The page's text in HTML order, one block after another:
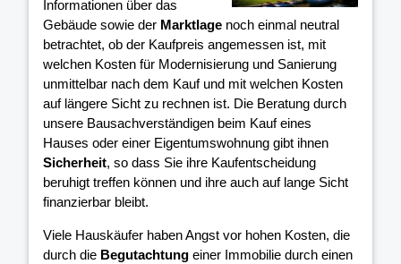
Informationen über das
Gebäude sowie der Marktlage noch einmal neutral
betrachtet, ob der Kaufpreis angemessen ist, mit
welchen Kosten für Modernisierung und Sanierung
unmittelbar nach dem Kauf und mit welchen Kosten
auf längere Sicht zu rechnen ist. Die Beratung durch
unsere Bausachverständigen beim Kauf eines
Hauses oder einer Eigentumswohnung gibt ihnen
Sicherheit, so dass Sie ihre Kaufentscheidung
beruhigt treffen können und ihre auch auf lange Sicht
finanzierbar bleibt.
Viele Hauskäufer haben Angst vor hohen Kosten, die
durch die Begutachtung einer Immobilie durch einen